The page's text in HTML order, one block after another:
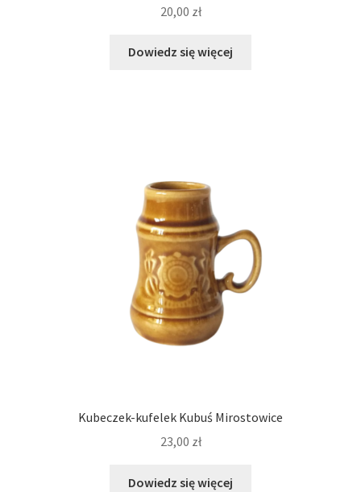
20,00 zł
Dowiedz się więcej
Kubeczek-kufelek Kubuś Mirostowice
23,00 zł
Dowiedz się więcej